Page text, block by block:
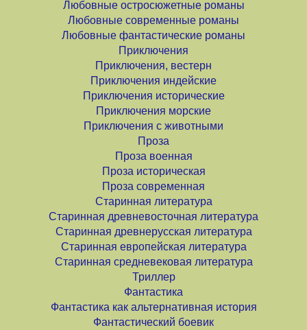
Любовные остросюжетные романы
Любовные современные романы
Любовные фантастические романы
Приключения
Приключения, вестерн
Приключения индейские
Приключения исторические
Приключения морские
Приключения с животными
Проза
Проза военная
Проза историческая
Проза современная
Старинная литература
Старинная древневосточная литература
Старинная древнерусская литература
Старинная европейская литература
Старинная средневековая литература
Триллер
Фантастика
Фантастика как альтернативная история
Фантастический боевик